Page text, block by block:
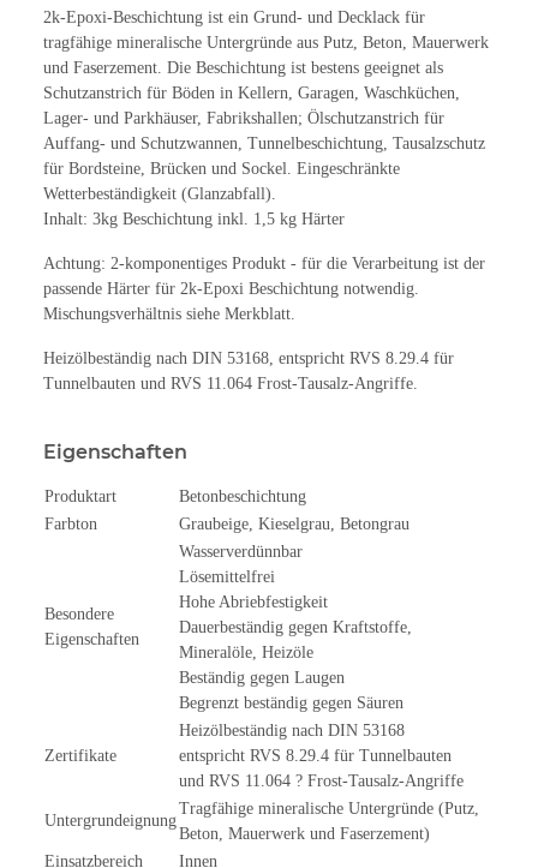
2k-Epoxi-Beschichtung ist ein Grund- und Decklack für
tragfähige mineralische Untergründe aus Putz, Beton, Mauerwerk
und Faserzement. Die Beschichtung ist bestens geeignet als
Schutzanstrich für Böden in Kellern, Garagen, Waschküchen,
Lager- und Parkhäuser, Fabrikshallen; Ölschutzanstrich für
Auffang- und Schutzwannen, Tunnelbeschichtung, Tausalzschutz
für Bordsteine, Brücken und Sockel. Eingeschränkte
Wetterbeständigkeit (Glanzabfall).
Inhalt: 3kg Beschichtung inkl. 1,5 kg Härter
Achtung: 2-komponentiges Produkt - für die Verarbeitung ist der
passende Härter für 2k-Epoxi Beschichtung notwendig.
Mischungsverhältnis siehe Merkblatt.
Heizölbeständig nach DIN 53168, entspricht RVS 8.29.4 für
Tunnelbauten und RVS 11.064 Frost-Tausalz-Angriffe.
Eigenschaften
Produktart
Betonbeschichtung
Farbton
Graubeige, Kieselgrau, Betongrau
Besondere
Eigenschaften
Wasserverdünnbar
Lösemittelfrei
Hohe Abriebfestigkeit
Dauerbeständig gegen Kraftstoffe,
Mineralöle, Heizöle
Beständig gegen Laugen
Begrenzt beständig gegen Säuren
Zertifikate
Heizölbeständig nach DIN 53168
entspricht RVS 8.29.4 für Tunnelbauten
und RVS 11.064 ? Frost-Tausalz-Angriffe
Untergrundeignung
Tragfähige mineralische Untergründe (Putz,
Beton, Mauerwerk und Faserzement)
Einsatzbereich
Innen